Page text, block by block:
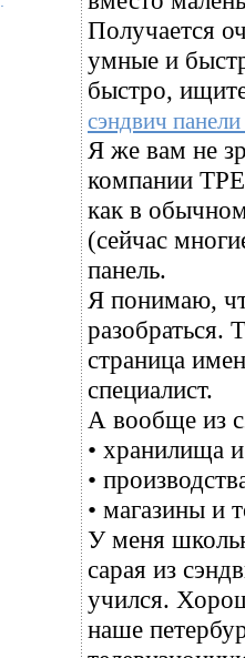
Получается
умные и
быстро,
сэндвич
Я же вам не
компании
как в
(сейчас
панель.
Я понимаю,
разобраться.
страница
специалист.
А вообще из
• хранилища
•
• магазины и
У меня
сарая из
учился.
наше